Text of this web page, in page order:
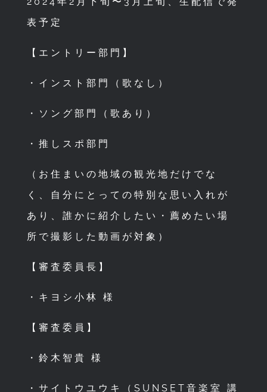
表予定
【エントリー部門】
・インスト部門（歌なし）
・ソング部門（歌あり）
・推しスポ部門
（お住まいの地域の観光地だけでな
く、自分にとっての特別な思い入れが
あり、誰かに紹介したい・薦めたい場
所で撮影した動画が対象）
【審査委員長】
・キヨシ小林 様
【審査委員】
・鈴木智貴 様
・サイトウユウキ（SUNSET音楽室 講